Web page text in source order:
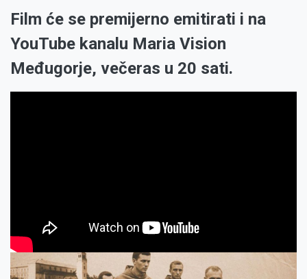
Film će se premijerno emitirati i na
YouTube kanalu Maria Vision
Međugorje, večeras u 20 sati.